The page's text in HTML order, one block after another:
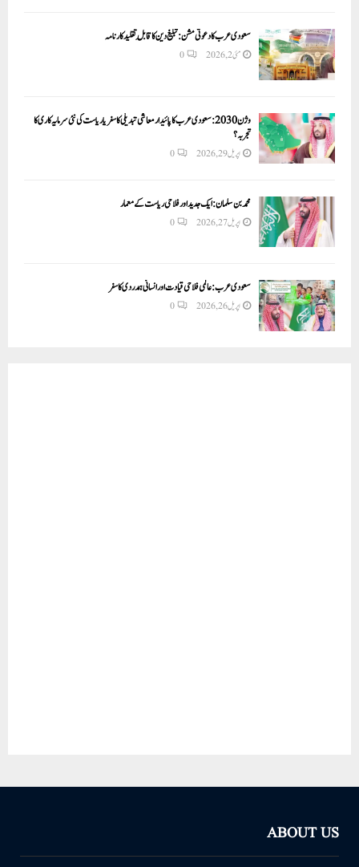
سعودی عرب کا دعوتی مشن: تبلیغ دین کا قابلِ تقلید کارنامہ
مئی 2, 2026 0
وژن 2030:سعودی عرب کا پائیدار معاشی تبدیلی کا سفر یا ریاست کی نئی سرمایہ کاری کا
تجربہ؟
اپریل 29, 2026 0
محمد بن سلمان: ایک جدید اور فلاحی ریاست کے معمار
اپریل 27, 2026 0
سعودی عرب: عالمی فلاحی قیادت اور انسانی ہمدردی کا سفر
اپریل 26, 2026 0
ABOUT US